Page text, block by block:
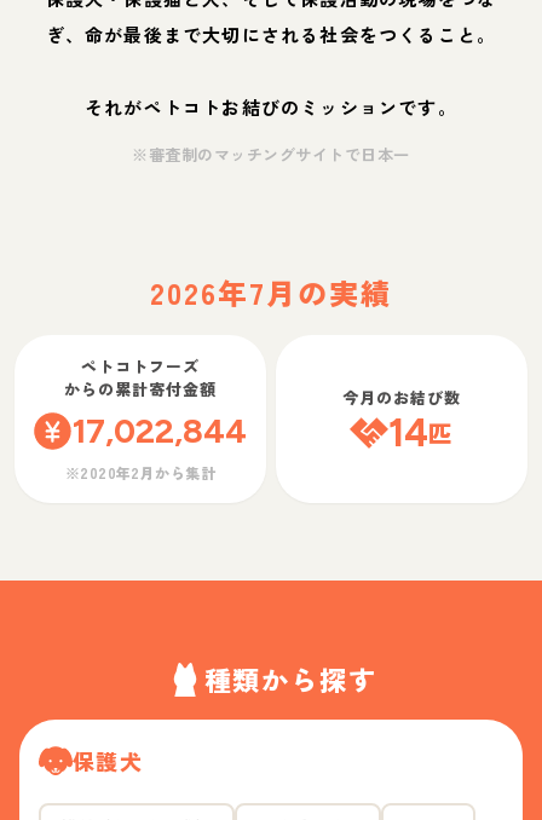
ぎ、命が最後まで大切にされる社会をつくること。
それがペトコトお結びのミッションです。
※審査制のマッチングサイトで日本一
2026年7月の実績
ペトコトフーズ
からの累計寄付金額
17,022,844
※2020年2月から集計
今月のお結び数
14匹
種類から探す
保護犬